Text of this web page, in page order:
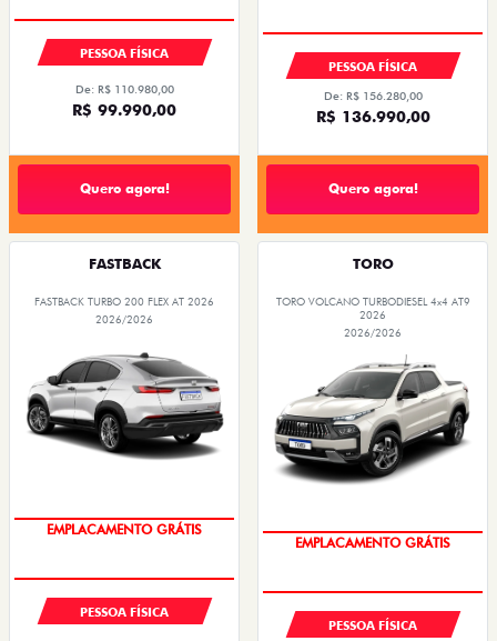
R$ 99.990,00
De: R$ 156.280,00
R$ 136.990,00
Quero agora!
FASTBACK
FASTBACK TURBO 200 FLEX AT 2026
2026/2026
R$ 119.990,00
TORO
TORO VOLCANO TURBODIESEL 4x4 AT9
2026/2026
OPORTUNIDADE
De: R$ 226.480,00
R$ 190.990,00